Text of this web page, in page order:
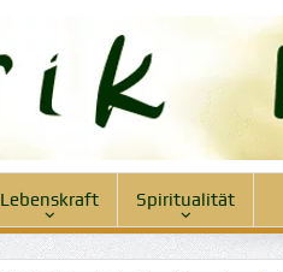
Lebenskraft Spiritualität